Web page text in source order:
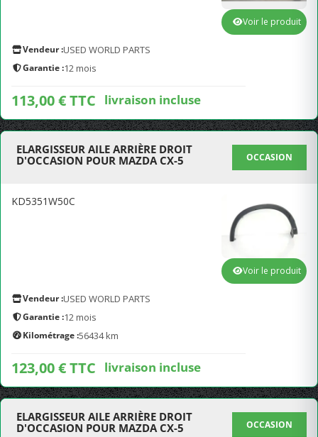
Vendeur :USED WORLD PARTS
Garantie :12 mois
113,00 € TTC livraison incluse
Voir le produit
ELARGISSEUR AILE ARRIÈRE DROIT
D'OCCASION POUR MAZDA CX-5
OCCASION
KD5351W50C
Vendeur :USED WORLD PARTS
Garantie :12 mois
Kilométrage :56434 km
123,00 € TTC livraison incluse
Voir le produit
ELARGISSEUR AILE ARRIÈRE DROIT
D'OCCASION POUR MAZDA CX-5
OCCASION